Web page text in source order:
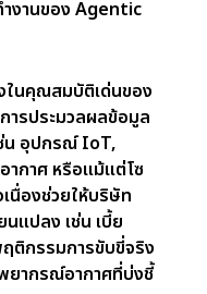
ภูมิทัศน์ดิจิทัลและ
ติก AI มาใช้
กันภัยเมื่อข้อกำหนดด้าน
ดหวังของลูกค้าพัฒนา
ด้เตรียมให้ บริษัท
มท้าทายเหล่านี้โดยการ
ปรับปรุงการดำเนิน
งลูกค้า Agentic AI
ภัยที่ชาญฉลาดขึ้น มี
อนาคต